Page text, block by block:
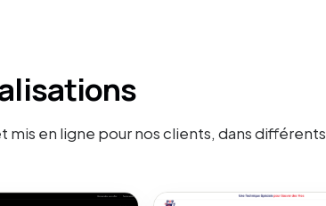
mis en ligne pour nos clients, dans différents